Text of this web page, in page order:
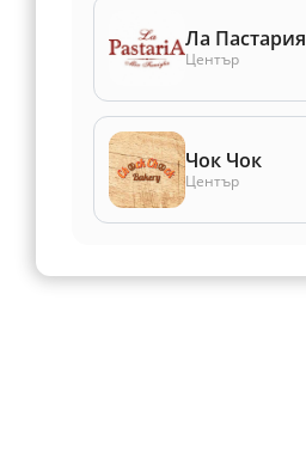
Ла Пастария
Център
Чок Чок
Център